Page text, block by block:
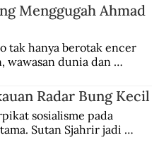
Nyata
di
Menggugah Ahmad
tak hanya berotak encer
wawasan dunia dan
hingga Sun Yat-sen.
Radar Bung Kecil
sosialisme pada
Sutan Sjahrir jadi